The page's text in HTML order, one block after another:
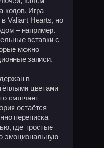
кодов. Игра
Valiant Hearts, но
– например,
вставки с
можно
записи.
в
цветами
смягчает
остаётся
переписка
где простые
эмоциональную